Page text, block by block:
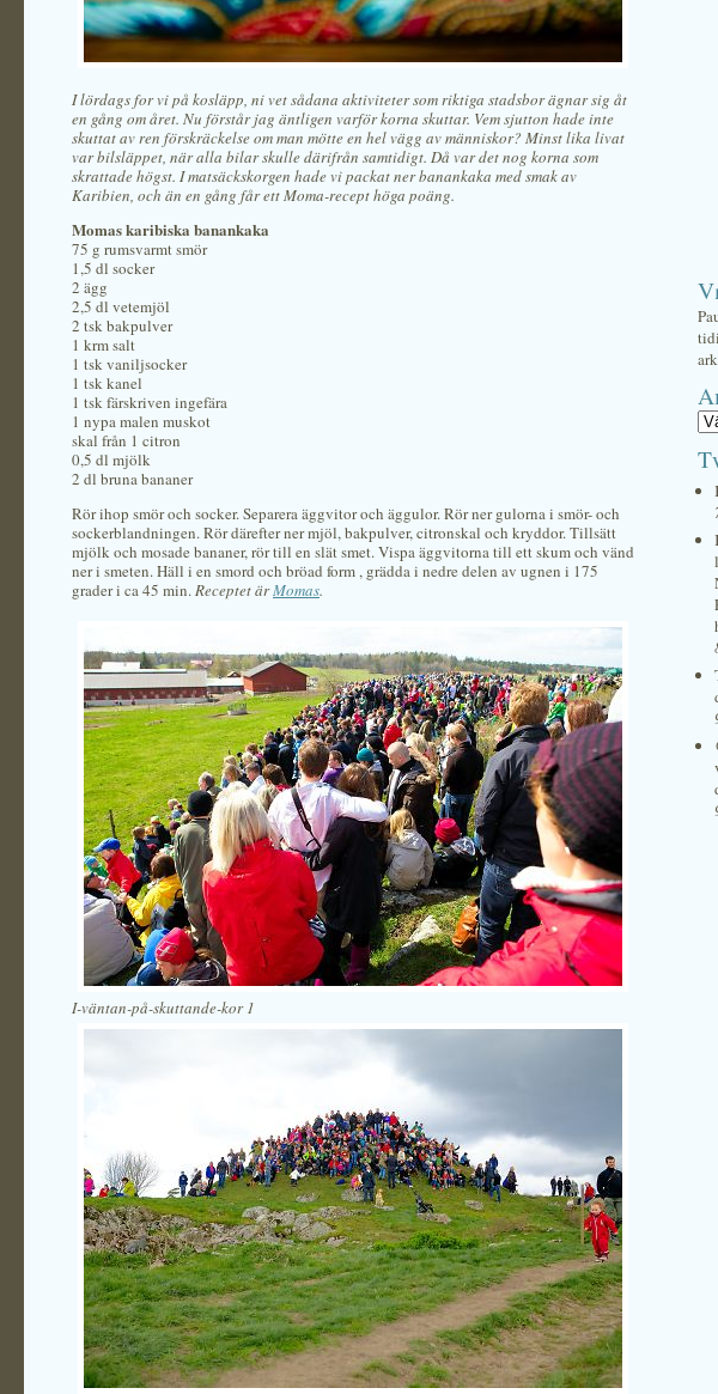
I lördags for vi på kosläpp, ni vet sådana aktiviteter som riktiga stadsbor ägnar sig åt
en gång om året. Nu förstår jag äntligen varför korna skuttar. Vem sjutton hade inte
skuttat av ren förskräckelse om man mötte en hel vägg av människor? Minst lika livat
var bilsläppet, när alla bilar skulle därifrån samtidigt. Då var det nog korna som
skrattade högst. I matsäckskorgen hade vi packat ner banankaka med smak av
Karibien, och än en gång får ett Moma-recept höga poäng.
Momas karibiska banankaka
75 g rumsvarmt smör
1,5 dl socker
2 ägg
2,5 dl vetemjöl
2 tsk bakpulver
1 krm salt
1 tsk vaniljsocker
1 tsk kanel
1 tsk färskriven ingefära
1 nypa malen muskot
skal från 1 citron
0,5 dl mjölk
2 dl bruna bananer
Rör ihop smör och socker. Separera äggvitor och äggulor. Rör ner gulorna i smör- och
sockerblandningen. Rör därefter ner mjöl, bakpulver, citronskal och kryddor. Tillsätt
mjölk och mosade bananer, rör till en slät smet. Vispa äggvitorna till ett skum och vänd
ner i smeten. Häll i en smord och bröad form , grädda i nedre delen av ugnen i 175
grader i ca 45 min.Receptet ärMomas.
I-väntan-på-skuttande-kor 1